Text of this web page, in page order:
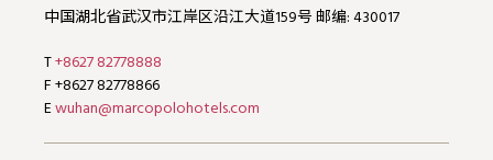
中国湖北省武汉市江岸区沿江大道159号 邮编: 430017
T+8627 82778888
F +8627 82778866
Ewuhan@marcopolohotels.com